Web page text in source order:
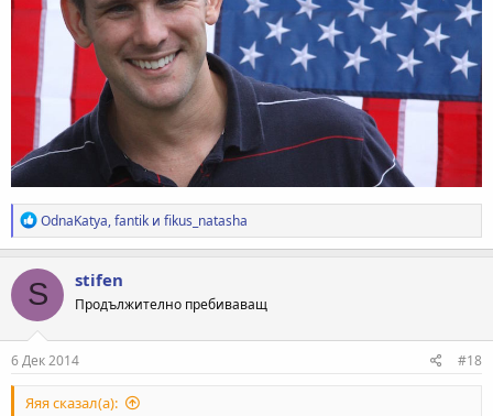
Р
е
а
к
ц
и
и
:
OdnaKatya,fantik и fikus_natasha
S stifen
Продължително пребиваващ
6 Дек 2014 #18
Яяя сказал(а):